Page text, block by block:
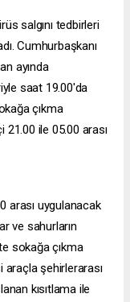
salgını tedbirleri
Cumhurbaşkanı
ayında
saat 19.00'da
çıkma
21.00 ile 05.00 arası
arası uygulanacak
ve sahurların
sokağa çıkma
araçla şehirlerarası
kısıtlama ile